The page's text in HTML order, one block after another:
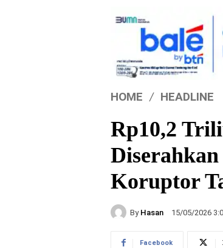
HOME HEADLINE
Rp10,2
Koruptor
By Hasan 15/05/2026
Facebook